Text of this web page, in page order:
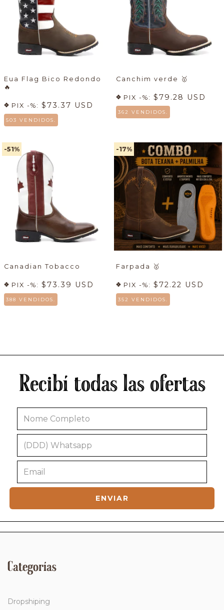
Eua Flag Bico Redondo
🔥
PIX -%: $73.37 USD
503 VENDIDOS.
Canchim verde 🥇
PIX -%: $79.28 USD
362 VENDIDOS.
-51%
Canadian Tobacco
PIX -%: $73.39 USD
388 VENDIDOS.
-17%
Farpada 🥇
PIX -%: $72.22 USD
352 VENDIDOS.
Recibí todas las ofertas
Categorías
Dropshiping